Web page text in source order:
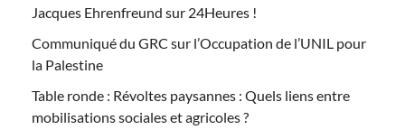
Jacques Ehrenfreund sur 24Heures !
Communiqué du GRC sur l’Occupation de l’UNIL pour
la Palestine
Table ronde : Révoltes paysannes : Quels liens entre
mobilisations sociales et agricoles ?